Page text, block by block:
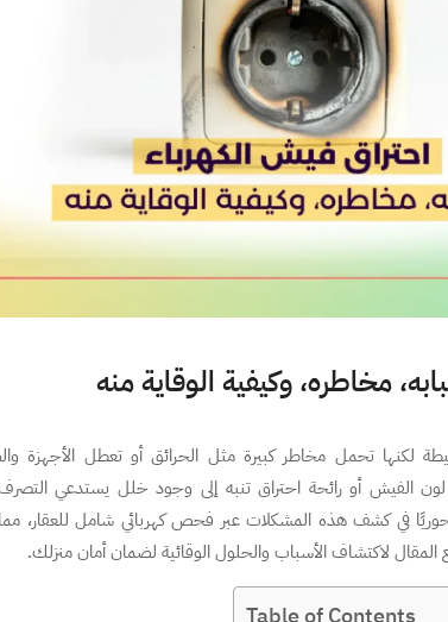
مخاطره، وكيفية الوقاية منه
لكنها تحمل مخاطر كبيرة مثل الحرائق أو تعطل الأجهزة
الفيش أو رائحة احتراق تنبه إلى وجود خلل يستدعي
في كشف هذه المشكلات عبر فحص كهربائي شامل للعقار،
المقال لاكتشاف الأسباب والحلول الوقائية لضمان أمان منزلك.